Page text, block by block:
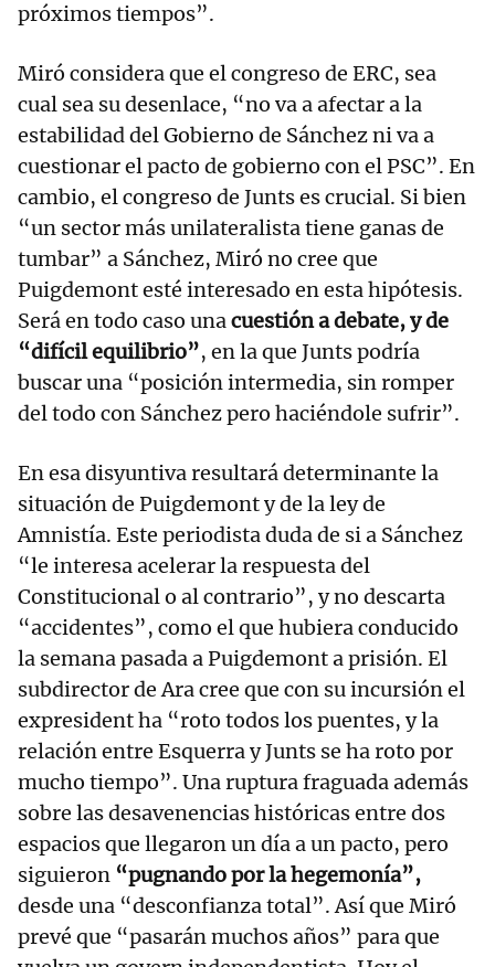
próximos tiempos”.
Miró considera que el congreso de ERC, sea
cual sea su desenlace, “no va a afectar a la
estabilidad del Gobierno de Sánchez ni va a
cuestionar el pacto de gobierno con el PSC”. En
cambio, el congreso de Junts es crucial. Si bien
“un sector más unilateralista tiene ganas de
tumbar” a Sánchez, Miró no cree que
Puigdemont esté interesado en esta hipótesis.
Será en todo caso unacuestión a debate, y de
“difícil equilibrio”, en la que Junts podría
buscar una “posición intermedia, sin romper
del todo con Sánchez pero haciéndole sufrir”.
En esa disyuntiva resultará determinante la
situación de Puigdemont y de la ley de
Amnistía. Este periodista duda de si a Sánchez
“le interesa acelerar la respuesta del
Constitucional o al contrario”, y no descarta
“accidentes”, como el que hubiera conducido
la semana pasada a Puigdemont a prisión. El
subdirector de Ara cree que con su incursión el
expresident ha “roto todos los puentes, y la
relación entre Esquerra y Junts se ha roto por
mucho tiempo”. Una ruptura fraguada además
sobre las desavenencias históricas entre dos
espacios que llegaron un día a un pacto, pero
siguieron “pugnando por la hegemonía”,
desde una “desconfianza total”. Así que Miró
prevé que “pasarán muchos años” para que